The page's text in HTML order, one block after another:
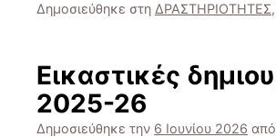
Δημοσιεύθηκε στη ΔΡΑΣΤΗΡΙΟΤΗΤΕΣ,
Εικαστικές
2025-26
Δημοσιεύθηκε την 6 Ιουνίου 2026 από